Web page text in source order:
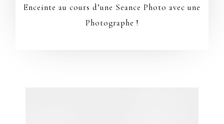
Enceinte au cours d’une Seance Photo avec une
Photographe !